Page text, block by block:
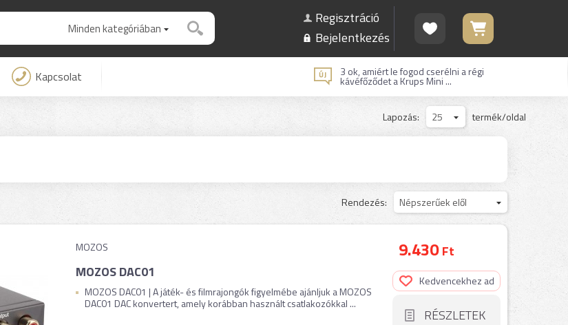
Minden kategóriában
Regisztráció
Bejelentkezés
Kapcsolat 3 ok, amiért le fogod cserélni a régi
kávéfőződet a Krups Mini ...
termék/oldal
25
Lapozás:
Népszerűek elől
Rendezés:
MOZOS
MOZOS DAC01
MOZOS DAC01 | A játék- és filmrajongók figyelmébe ajánljuk a MOZOS
DAC01 DAC konvertert, amely korábban használt csatlakozókkal ...
9.430Ft
Kedvencekhez ad
RÉSZLETEK